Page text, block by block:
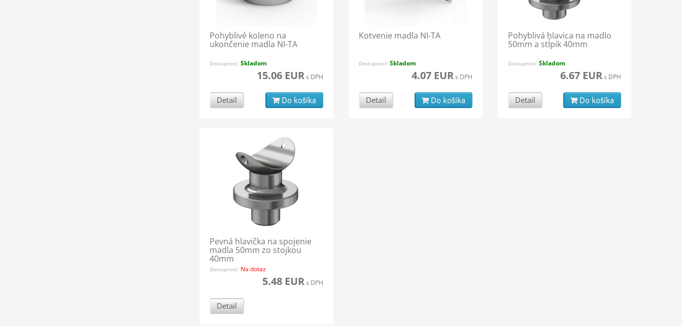
Pohyblivé koleno na
ukončenie madla NI-TA
Dostupnosť:Skladom
15.06 EURs DPH
Detail Do košíka
Kotvenie madla NI-TA
Dostupnosť: Skladom
4.07 EURs DPH
Detail Do košíka
Pohyblivá hlavica na madlo
50mm a stĺpik 40mm
Dostupnosť: Skladom
6.67 EURs DPH
Detail Do košíka
Pevná hlavička na spojenie
madla 50mm zo stojkou
40mm
Dostupnosť: Na dotaz
5.48 EURs DPH
Detail